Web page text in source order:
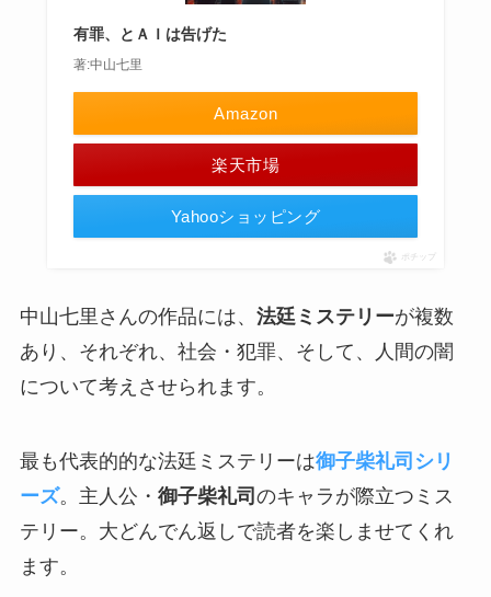
有罪、とＡＩは告げた
著:中山七里
Amazon
楽天市場
Yahooショッピング
ポチップ
中山七里さんの作品には、 法廷ミステリーが複数
あり、それぞれ、社会・犯罪、そして、人間の闇
について考えさせられます。
最も代表的的な法廷ミステリーは御子柴礼司シリ
ーズ。主人公・ 御子柴礼司 のキャラが際立つミス
テリー。大どんでん返しで読者を楽しませてくれ
ます。